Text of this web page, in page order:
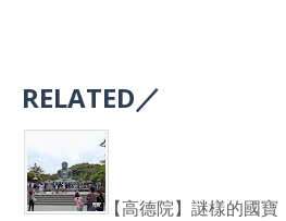
RELATED／
【高德院】謎樣的國